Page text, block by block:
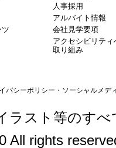
人事採用
アルバイト情報
会社見学要項
アクセシビリティ
取り組み
バシーポリシー・ソーシャルメデ
ラスト等のす
All rights